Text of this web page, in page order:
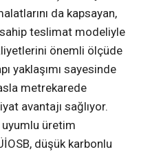
da kapsayan,
sahip teslimat modeliyle
önemli ölçüde
yaklaşımı sayesinde
metrekarede
avantajı sağlıyor.
uyumlu üretim
düşük karbonlu